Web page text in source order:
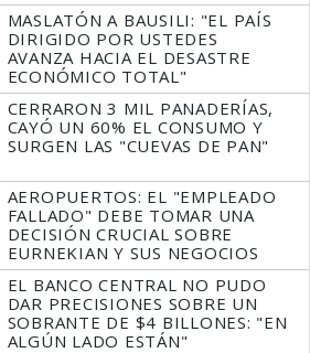
MASLATÓN A BAUSILI: "EL PAÍS
DIRIGIDO POR USTEDES
AVANZA HACIA EL DESASTRE
ECONÓMICO TOTAL"
CERRARON 3 MIL PANADERÍAS,
CAYÓ UN 60% EL CONSUMO Y
SURGEN LAS "CUEVAS DE PAN"
AEROPUERTOS: EL "EMPLEADO
FALLADO" DEBE TOMAR UNA
DECISIÓN CRUCIAL SOBRE
EURNEKIAN Y SUS NEGOCIOS
EL BANCO CENTRAL NO PUDO
DAR PRECISIONES SOBRE UN
SOBRANTE DE $4 BILLONES: "EN
ALGÚN LADO ESTÁN"